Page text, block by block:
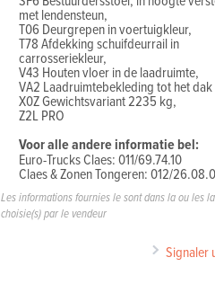
met lendensteun,
T06 Deurgrepen in voertuigkleur,
T78 Afdekking schuifdeurrail in
carrosseriekleur,
V43 Houten vloer in de laadruimte,
VA2 Laadruimtebekleding tot het dak
X0Z Gewichtsvariant 2235 kg,
Z2L PRO
Voor alle andere informatie bel:
Euro-Trucks Claes: 011/69.74.10
Claes & Zonen Tongeren: 012/
Les informations fournies le sont dans la ou les
choisie(s) par le vendeur
Signaler